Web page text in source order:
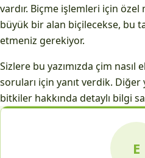
vardır. Biçme işlemleri için
büyük bir alan biçilecekse, bu
etmeniz gerekiyor.
Sizlere bu yazımızda çim nasıl
soruları için yanıt verdik. Diğer
bitkiler hakkında detaylı bilgi
E